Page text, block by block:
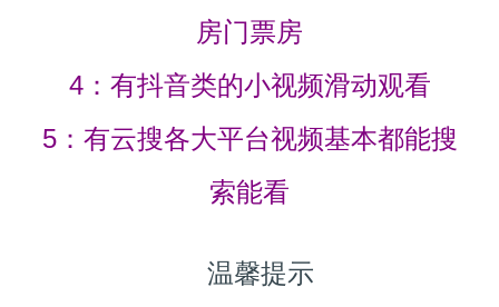
房门票房
4：有抖音类的小视频滑动观看
5：有云搜各大平台视频基本都能搜
索能看
温馨提示